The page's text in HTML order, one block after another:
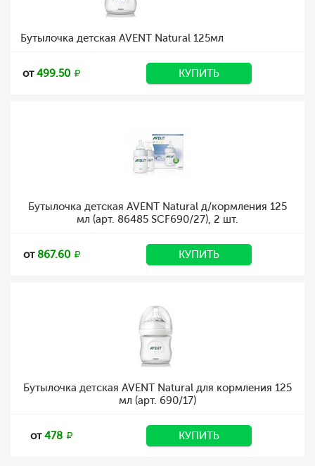
Бутылочка детская AVENT Natural 125мл
от499.50 КУПИТЬ
Бутылочка детская AVENT Natural д/кормления 125
мл (арт. 86485 SCF690/27), 2 шт.
от867.60 КУПИТЬ
Бутылочка детская AVENT Natural для кормления 125
мл (арт. 690/17)
от478 КУПИТЬ